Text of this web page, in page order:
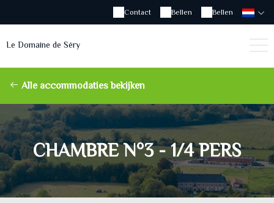
Bellen
Bellen
Contact
Le Domaine de Séry
Alle accommodaties bekijken
CHAMBRE N°3 - 1/4 PERS